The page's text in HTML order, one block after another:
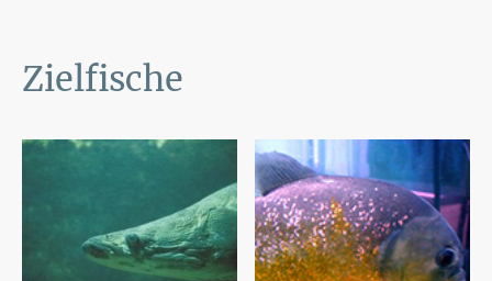
Zielfische